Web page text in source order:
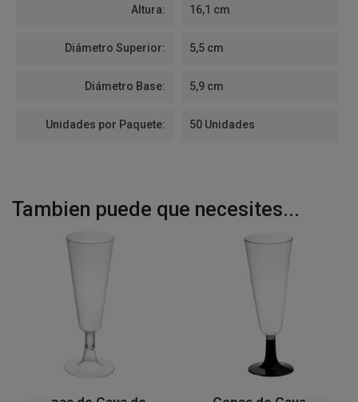
Altura: 16,1 cm
Diámetro Superior: 5,5 cm
Diámetro Base: 5,9 cm
Unidades por Paquete: 50 Unidades
Tambien puede que necesites...